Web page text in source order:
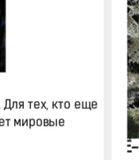
тех, кто еще
мировые